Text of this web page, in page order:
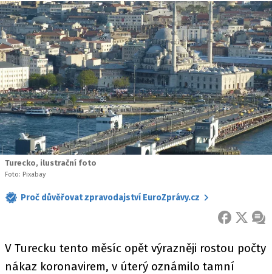
Turecko, ilustrační foto
Foto: Pixabay
Proč důvěřovat zpravodajství EuroZprávy.cz
FACEBOOK
X
V Turecku tento měsíc opět výrazněji rostou počty
nákaz koronavirem, v úterý oznámilo tamní